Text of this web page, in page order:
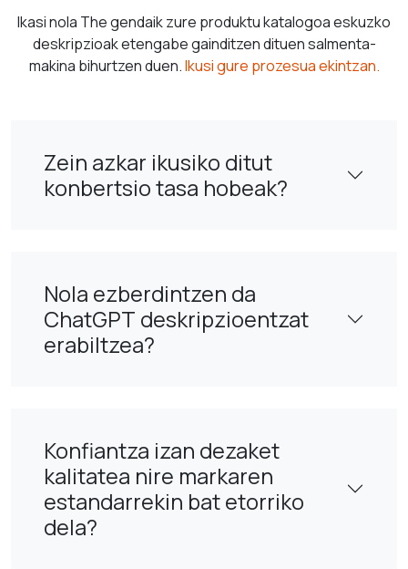
Ikasi nola The gendaik zure produktu katalogoa eskuzko
deskripzioak etengabe gainditzen dituen salmenta-
makina bihurtzen duen.Ikusi gure prozesua ekintzan.
Zein azkar ikusiko ditut
konbertsio tasa hobeak?
Nola ezberdintzen da
ChatGPT deskripzioentzat
erabiltzea?
Konfiantza izan dezaket
kalitatea nire markaren
estandarrekin bat etorriko
dela?